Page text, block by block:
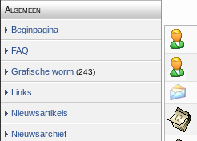
Algemeen
Beginpagina
FAQ
Grafische worm (243)
Links
Nieuwsartikels
Nieuwsarchief